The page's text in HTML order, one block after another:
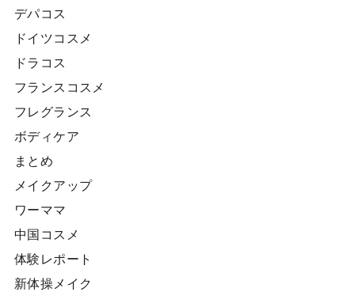
デパコス
ドイツコスメ
ドラコス
フランスコスメ
フレグランス
ボディケア
まとめ
メイクアップ
ワーママ
中国コスメ
体験レポート
新体操メイク